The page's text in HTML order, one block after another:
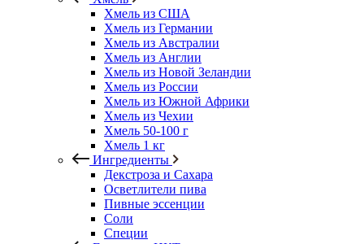
Хмель из США
Хмель из Германии
Хмель из Австралии
Хмель из Англии
Хмель из Новой Зеландии
Хмель из России
Хмель из Южной Африки
Хмель из Чехии
Хмель 50-100 г
Хмель 1 кг
Ингредиенты
Декстроза и Сахара
Осветлители пива
Пивные эссенции
Соли
Специи